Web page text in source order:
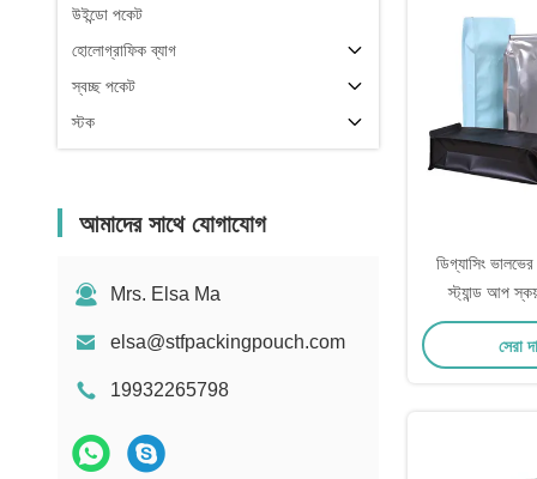
উইন্ডো পকেট
হোলোগ্রাফিক ব্যাগ
স্বচ্ছ পকেট
স্টক
আমাদের সাথে যোগাযোগ
Mrs. Elsa Ma
elsa@stfpackingpouch.com
19932265798
ডিগ্যাসিং
স্ট্যান্ড আপ
সেরা